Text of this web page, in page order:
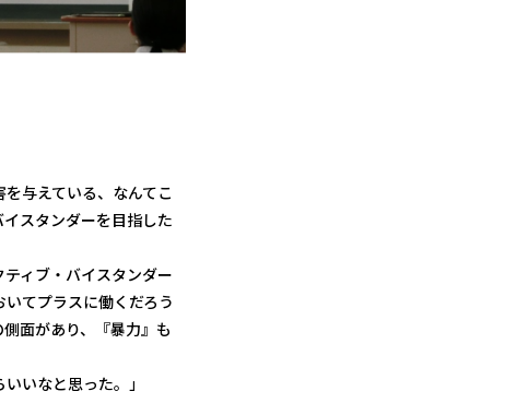
与えている、なんてこ
スタンダーを目指した
ィブ・バイスタンダー
てプラスに働くだろう
面があり、『暴力』も
いなと思った。」